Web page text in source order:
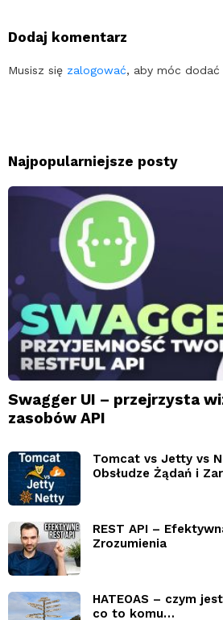
Dodaj komentarz
Musisz się zalogować, aby móc dodać
Najpopularniejsze posty
Swagger UI – przejrzysta
zasobów API
Tomcat vs Jetty vs
Obsłudze Żądań i
REST API –
Zrozumienia
HATEOAS – czym
co to komu…